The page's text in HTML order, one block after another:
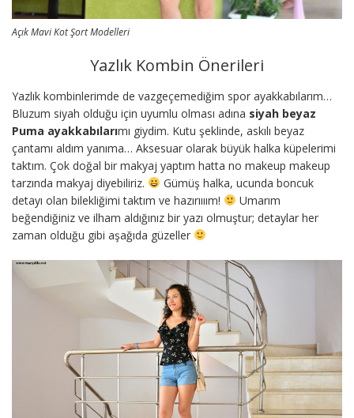
Açık Mavi Kot Şort Modelleri
Yazlık Kombin Önerileri
Yazlık kombinlerimde de vazgeçemediğim spor ayakkabılarım…
Bluzum siyah olduğu için uyumlu olması adına siyah beyaz
Puma ayakkabılarımı giydim. Kutu şeklinde, askılı beyaz
çantamı aldım yanıma… Aksesuar olarak büyük halka küpelerimi
taktım. Çok doğal bir makyaj yaptım hatta no makeup makeup
tarzında makyaj diyebiliriz.
Gümüş halka, ucunda boncuk
detayı olan bilekliğimi taktım ve hazırıııım!
Umarım
beğendiğiniz ve ilham aldığınız bir yazı olmuştur; detaylar her
zaman olduğu gibi aşağıda güzeller